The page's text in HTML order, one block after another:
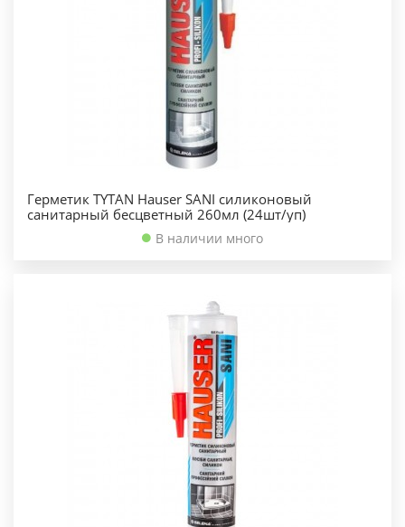
Герметик TYTAN Hauser SANI силиконовый
санитарный бесцветный 260мл (24шт/уп)
В наличии много